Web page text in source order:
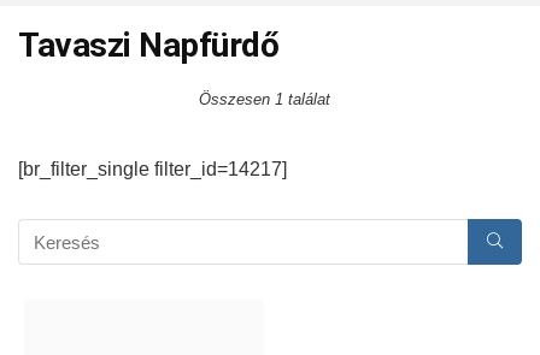
Tavaszi Napfürdő
Összesen 1 találat
[br_filter_single filter_id=14217]